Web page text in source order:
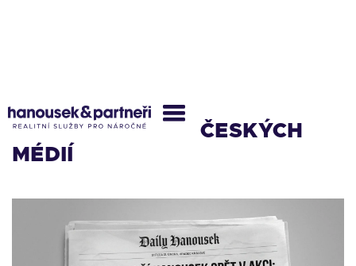
Z BRNA AŽ DO
NEJZNÁMĚJŠÍCH ČESKÝCH
MÉDIÍ